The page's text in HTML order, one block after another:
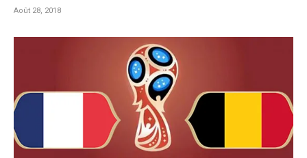
Août 28, 2018